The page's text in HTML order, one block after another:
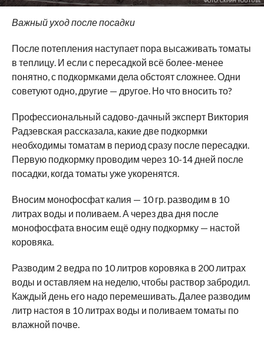
Важный уход после посадки
После потепления наступает пора высаживать томаты
в теплицу. И если с пересадкой всё более-менее
понятно, с подкормками дела обстоят сложнее. Одни
советуют одно, другие — другое. Но что вносить то?
Профессиональный садово-дачный эксперт Виктория
Радзевская рассказала, какие две подкормки
необходимы томатам в период сразу после пересадки.
Первую подкормку проводим через 10-14 дней после
посадки, когда томаты уже укоренятся.
Вносим монофосфат калия — 10 гр. разводим в 10
литрах воды и поливаем. А через два дня после
монофосфата вносим ещё одну подкормку — настой
коровяка.
Разводим 2 ведра по 10 литров коровяка в 200 литрах
воды и оставляем на неделю, чтобы раствор забродил.
Каждый день его надо перемешивать. Далее разводим
литр настоя в 10 литрах воды и поливаем томаты по
влажной почве.